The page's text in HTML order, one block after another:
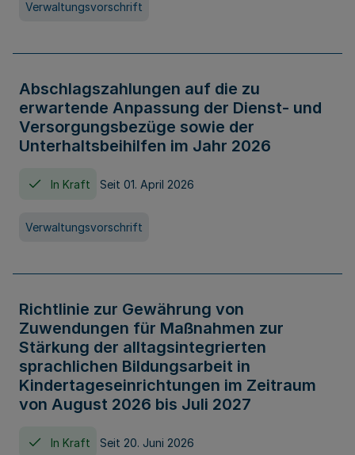
Verwaltungsvorschrift
Abschlagszahlungen auf die zu
erwartende Anpassung der Dienst- und
Versorgungsbezüge sowie der
Unterhaltsbeihilfen im Jahr 2026
In Kraft Seit 01. April 2026
Verwaltungsvorschrift
Richtlinie zur Gewährung von
Zuwendungen für Maßnahmen zur
Stärkung der alltagsintegrierten
sprachlichen Bildungsarbeit in
Kindertageseinrichtungen im Zeitraum
von August 2026 bis Juli 2027
In Kraft Seit 20. Juni 2026